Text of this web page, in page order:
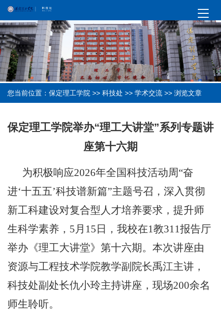
您当前位置： 保定理工学院 >> 科技处 >> 学术交流 >> 浏览文章
保定理工学院举办“理工大讲堂”系列专题讲
座第十六期
为积极响应2026年全国科技活动周“奋
进‘十五五’科技谱新篇”主题号召，深入贯彻
新工科建设对复合型人才培养要求，提升师
生科学素养，5月15日，我校在1教311报告厅
举办《理工大讲堂》第十六期。本次讲座由
资源与工程技术学院教学副院长禹江主讲，
科技处副处长仇小玲主持讲座，现场200余名
师生聆听。